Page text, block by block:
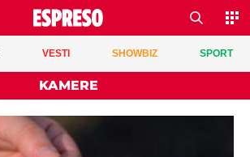
VESTI SHOWBIZ SPORT
KAMERE